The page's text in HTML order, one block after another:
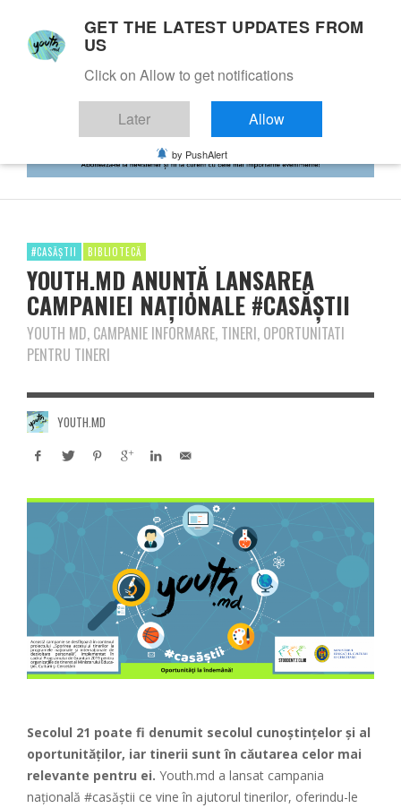
#CASĂȘTII BIBLIOTECĂ
YOUTH.MD ANUNȚĂ LANSAREA
CAMPANIEI NAȚIONALE #CASĂȘTII
YOUTH MD, CAMPANIE INFORMARE, TINERI, OPORTUNITATI
PENTRU TINERI
YOUTH.MD
Secolul 21 poate fi denumit secolul cunoștințelor și al
oportunităților, iar tinerii sunt în căutarea celor mai
relevante pentru ei. Youth.md a lansat campania
națională #casăștii ce vine în ajutorul tinerilor, oferindu-le
GET THE LATEST UPDATES FROM
US
Click on Allow to get notifications
Later Allow
by PushAlert